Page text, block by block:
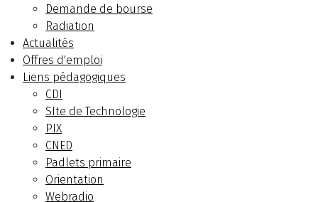
Demande de bourse
Radiation
Actualités
Offres d'emploi
Liens pédagogiques
CDI
SIte de Technologie
PIX
CNED
Padlets primaire
Orientation
Webradio